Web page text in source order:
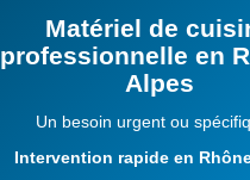
Matériel de
professionnelle en
Alpes
Un besoin urgent ou
Intervention rapide en